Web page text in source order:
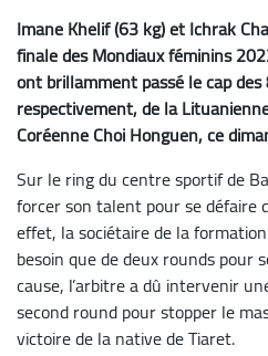
Imane Khelif (63 kg) et Ichrak
finale des Mondiaux féminins
ont brillamment passé le cap
respectivement, de la
Coréenne Choi Honguen, ce
Sur le ring du centre sportif de
forcer son talent pour se défaire
effet, la sociétaire de la
besoin que de deux rounds pour
cause, l’arbitre a dû intervenir
second round pour stopper le
victoire de la native de Tiaret.